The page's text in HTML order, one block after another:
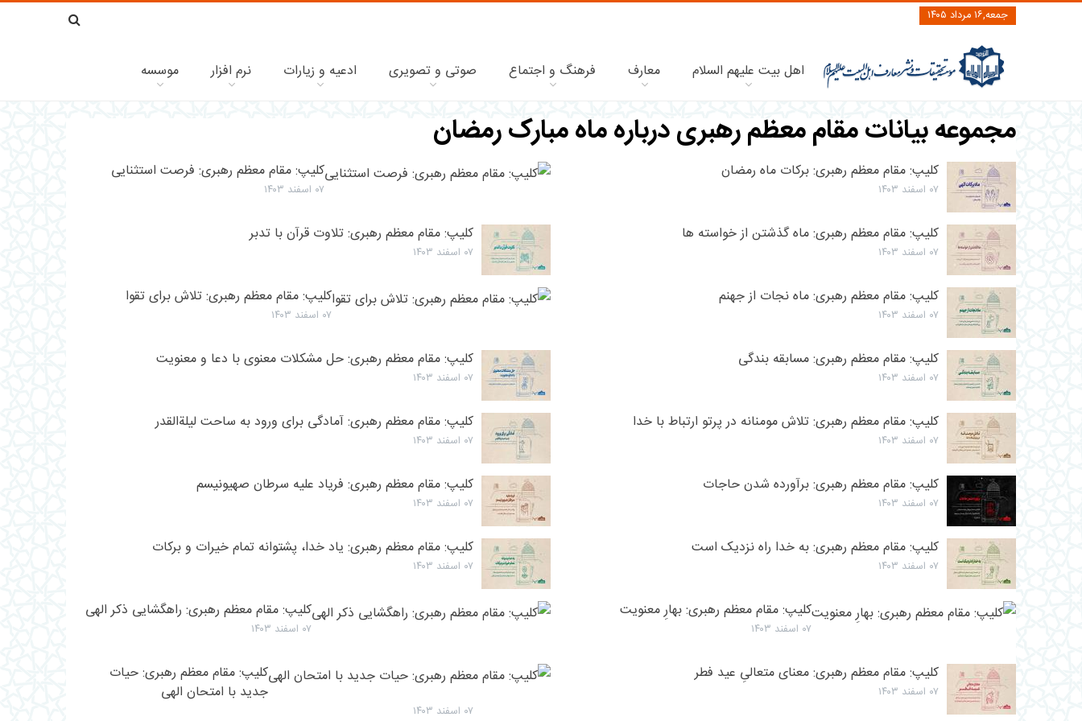
جمعه,۱۶ مرداد ۱۴۰۵
اهل بیت علیهم السلام معارف فرهنگ و اجتماع صوتی و تصویری ادعیه و زیارات نرم افزار موسسه
مجموعه بیانات مقام معظم رهبری درباره ماه مبارک رمضان
کلیپ: مقام معظم رهبری: برکات ماه رمضان
۰۷ اسفند ۱۴۰۳
کلیپ: مقام معظم رهبری: فرصت استثنایی
۰۷ اسفند ۱۴۰۳
کلیپ: مقام معظم رهبری: ماه گذشتن از خواسته ها
۰۷ اسفند ۱۴۰۳
کلیپ: مقام معظم رهبری: تلاوت قرآن با تدبر
۰۷ اسفند ۱۴۰۳
کلیپ: مقام معظم رهبری: ماه نجات از جهنم
۰۷ اسفند ۱۴۰۳
کلیپ: مقام معظم رهبری: تلاش برای تقوا
۰۷ اسفند ۱۴۰۳
کلیپ: مقام معظم رهبری: مسابقه بندگی
۰۷ اسفند ۱۴۰۳
کلیپ: مقام معظم رهبری: حل مشکلات معنوی با دعا و معنویت
۰۷ اسفند ۱۴۰۳
کلیپ: مقام معظم رهبری: تلاش مومنانه در پرتو ارتباط با خدا
۰۷ اسفند ۱۴۰۳
کلیپ: مقام معظم رهبری: آمادگی برای ورود به ساحت لیلة‌القدر
۰۷ اسفند ۱۴۰۳
کلیپ: مقام معظم رهبری: برآورده شدن حاجات
۰۷ اسفند ۱۴۰۳
کلیپ: مقام معظم رهبری: فریاد علیه سرطان صهیونیسم
۰۷ اسفند ۱۴۰۳
کلیپ: مقام معظم رهبری: به خدا راه نزدیک است
۰۷ اسفند ۱۴۰۳
کلیپ: مقام معظم رهبری: یاد خدا، پشتوانه تمام خیرات و برکات
۰۷ اسفند ۱۴۰۳
کلیپ: مقام معظم رهبری: بهارِ معنویت
۰۷ اسفند ۱۴۰۳
کلیپ: مقام معظم رهبری: راهگشایی ذکر الهی
۰۷ اسفند ۱۴۰۳
کلیپ: مقام معظم رهبری: معنای متعالیِ عید فطر
۰۷ اسفند ۱۴۰۳
کلیپ: مقام معظم رهبری: حیات
جدید با امتحان الهی
۰۷ اسفند ۱۴۰۳